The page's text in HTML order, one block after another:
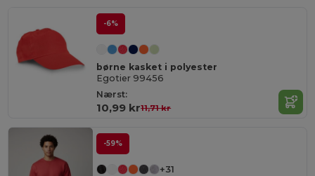
-6%
børne kasket i polyester
Egotier 99456
Nærst:
10,99 kr11,71 kr
-59%
+31